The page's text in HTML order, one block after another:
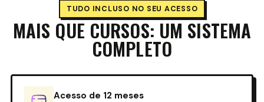
TUDO INCLUSO NO SEU ACESSO
MAIS QUE CURSOS: UM SISTEMA
COMPLETO
Acesso de 12 meses